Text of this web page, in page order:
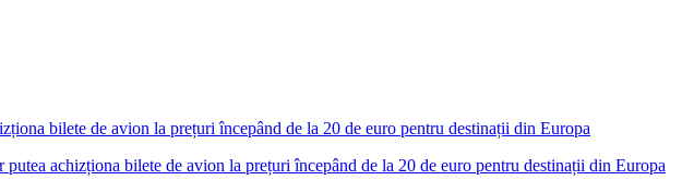
achizționa bilete de avion la prețuri începând de la 20 de euro pentru destinații din Europa